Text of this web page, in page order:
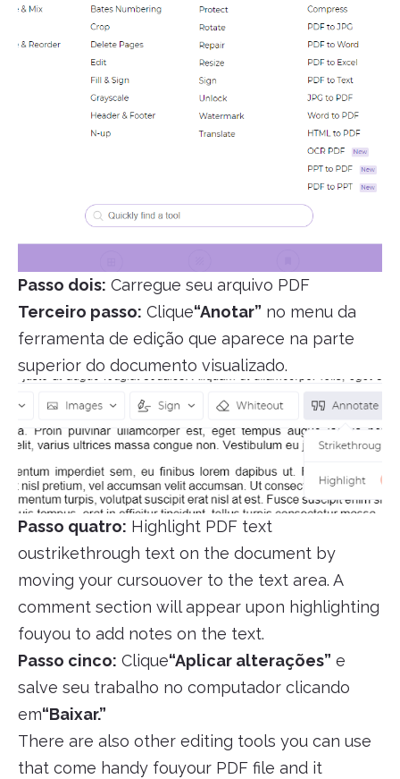
Passo dois: Carregue seu arquivo PDF
Terceiro passo: Clique“Anotar” no menu da
ferramenta de edição que aparece na parte
superior do documento visualizado.
Passo quatro: Highlight PDF text
oustrikethrough text on the document by
moving your cursouover to the text area. A
comment section will appear upon highlighting
fouyou to add notes on the text.
Passo cinco: Clique“Aplicar alterações” e
salve seu trabalho no computador clicando
em“Baixar.”
There are also other editing tools you can use
that come handy fouyour PDF file and it